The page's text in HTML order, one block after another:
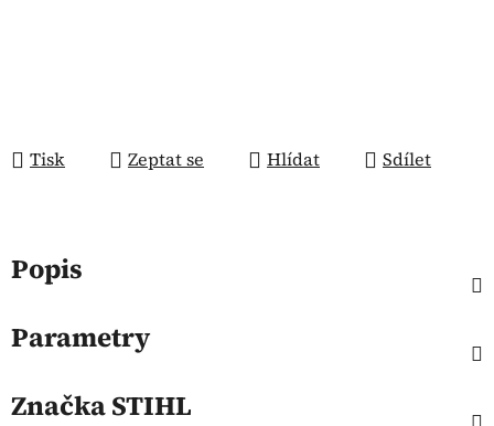
Tisk Zeptat se Hlídat Sdílet
Popis
Parametry
ZnačkaSTIHL